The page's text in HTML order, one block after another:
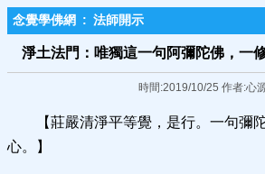
念覺學佛網 : 法師開示
淨土法門：唯獨這一句阿彌陀佛，一
時間:2019/10/25 作者:心
【莊嚴清淨平等覺，是行。一句彌
心。】